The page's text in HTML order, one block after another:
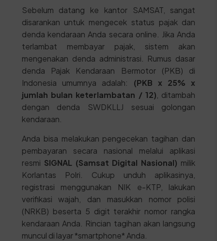
Sebelum datang ke kantor SAMSAT, sangat
disarankan untuk mengecek status pajak dan
denda kendaraan Anda secara online. Jika Anda
terlambat membayar pajak, sistem akan
mengenakan denda administrasi. Rumus dasar
denda Pajak Kendaraan Bermotor (PKB) di
Indonesia umumnya adalah: (PKB x 25% x
jumlah bulan keterlambatan / 12) , ditambah
dengan denda SWDKLLJ sesuai golongan
kendaraan.
Anda bisa melakukan pengecekan tagihan dan
pembayaran secara nasional melalui aplikasi
resmi SIGNAL (Samsat Digital Nasional) milik
Korlantas Polri. Cukup unduh aplikasinya,
registrasi menggunakan NIK e-KTP, lakukan
verifikasi wajah, dan masukkan nomor polisi
(NRKB) beserta 5 digit terakhir nomor rangka
kendaraan Anda. Rincian tagihan akan langsung
muncul di layar *smartphone* Anda.